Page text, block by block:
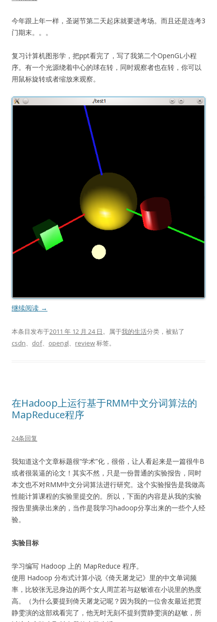
今年跟上年一样，圣诞节第二天起床就要进考场。而且还是连考3
门期末。。。
复习计算机图形学，把ppt看完了，写了我第二个OpenGL小程
序。有一个光源绕着中心的球在转，同时观察者也在转，你可以
用鼠标旋转或者缩放来观察。
继续阅读 →
本条目发布于2011 年 12 月 24 日。属于我的生活分类，被贴了
csdn、 dof、 opengl、 review标签。
在Hadoop上运行基于RMM中文分词算法的
MapReduce程序
24条回复
我知道这个文章标题很“学术”化，很俗，让人看起来是一篇很牛B
或者很装逼的论文！其实不然，只是一份普通的实验报告，同时
本文也不对RMM中文分词算法进行研究。这个实验报告是我做高
性能计算课程的实验里提交的。所以，下面的内容是从我的实验
报告里摘录出来的，当作是我学习hadoop分享出来的一些个人经
验。
实验目标
学习编写 Hadoop 上的 MapReduce 程序。
使用 Hadoop 分布式计算小说《倚天屠龙记》里的中文单词频
率，比较张无忌身边的两个女人周芷若与赵敏谁在小说里的热度
高。（为什么要提到倚天屠龙记呢？因为我的一位舍友最近把贾
静雯演的这部戏看完了，他无时无刻不提到贾静雯演的赵敏，所